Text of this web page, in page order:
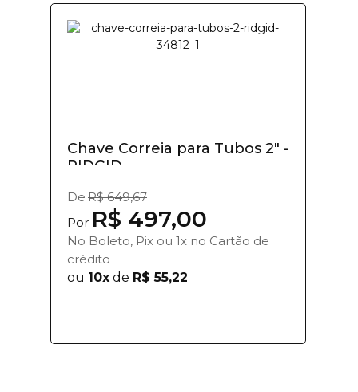
Chave Correia para Tubos 2" -
RIDGID
De R$ 649,67
Por R$ 497,00
No Boleto, Pix ou 1x no Cartão de
crédito
ou 10x de R$ 55,22